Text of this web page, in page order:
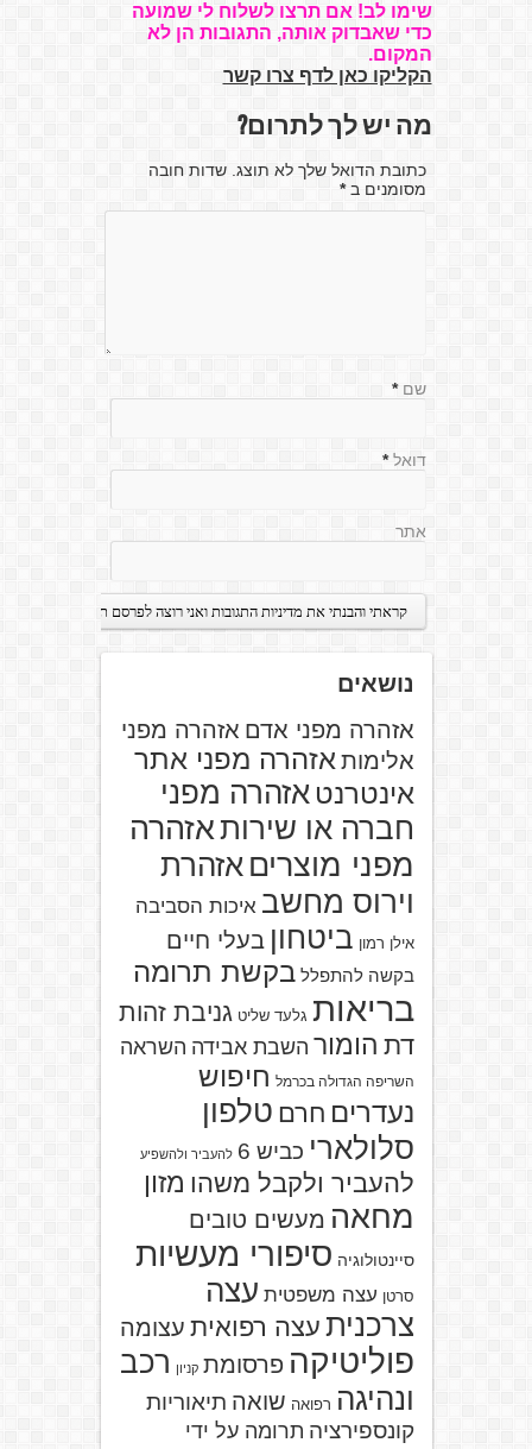
שימו לב! אם תרצו לשלוח לי שמועה
כדי שאבדוק אותה, התגובות הן לא
המקום.
הקליקו כאן לדף צרו קשר
מה יש לך לתרום?
כתובת הדואל שלך לא תוצג. שדות חובה
מסומנים ב*
שם *
דואל *
אתר
נושאים
אזהרה מפני אדם אזהרה מפני
אלימות אזהרה מפני אתר
אינטרנט אזהרה מפני
חברה או שירותאזהרה
מפני מוצרים אזהרת
וירוס מחשב איכות הסביבה
אילן רמון ביטחון בעלי חיים
בקשה להתפלל בקשת תרומה
בריאות גלעד שליט גניבת זהות
דת הומור השבת אבידה השראה
השריפה הגדולה בכרמל חיפוש
נעדרים חרם טלפון
סלולארי כביש 6 להעביר ולהשפיע
להעביר ולקבל משהו מזון
מחאה מעשים טובים
סיינטולוגיה סיפורי מעשיות
סרטן עצה משפטית עצה
צרכנית עצה רפואית עצומה
פוליטיקה פרסומת קניון רכב
ונהיגה רפואה שואה תיאוריות
קונספירציה תרומה על ידי